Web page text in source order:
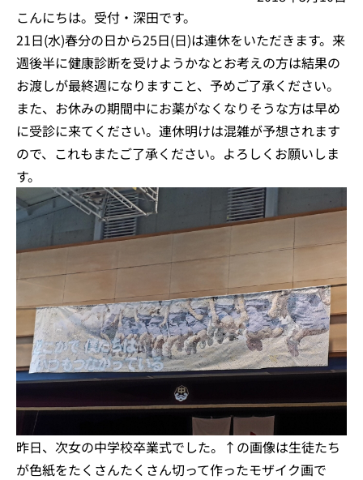
こんにちは。受付・深田です。
21日(水)春分の日から25日(日)は連休をいただきます。来
週後半に健康診断を受けようかなとお考えの方は結果の
お渡しが最終週になりますこと、予めご了承ください。
また、お休みの期間中にお薬がなくなりそうな方は早め
に受診に来てください。連休明けは混雑が予想されます
ので、これもまたご了承ください。よろしくお願いしま
す。
昨日、次女の中学校卒業式でした。↑の画像は生徒たち
が色紙をたくさんたくさん切って作ったモザイク画で